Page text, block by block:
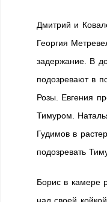
Дмитрий и
Георгия
задержание. В
подозревают в
Розы. Евгения
Тимуром.
Гудимов в
подозревать
Борис в камере